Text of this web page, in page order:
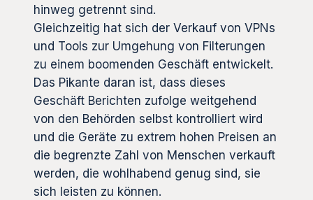
hinweg getrennt sind.
Gleichzeitig hat sich der Verkauf von VPNs
und Tools zur Umgehung von Filterungen
zu einem boomenden Geschäft entwickelt.
Das Pikante daran ist, dass dieses
Geschäft Berichten zufolge weitgehend
von den Behörden selbst kontrolliert wird
und die Geräte zu extrem hohen Preisen an
die begrenzte Zahl von Menschen verkauft
werden, die wohlhabend genug sind, sie
sich leisten zu können.